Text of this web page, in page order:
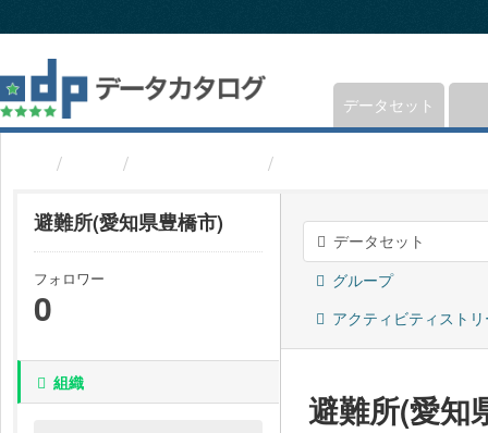
キ
プ
し
て
データセット
避難所(愛知県豊橋市)
フォロワー
0
組織
データセット
グループ
アクティビティスト
避難所(愛知